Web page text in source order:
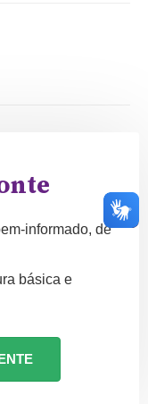
informado, de
básica e